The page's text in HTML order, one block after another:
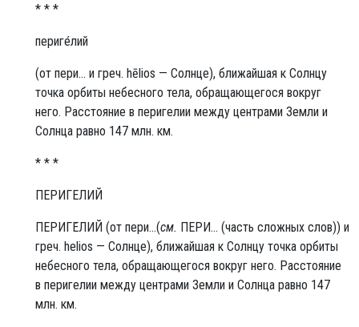
* * *
периге́лий
(от пери... и греч. hēlios — Солнце), ближайшая к Солнцу
точка орбиты небесного тела, обращающегося вокруг
него. Расстояние в перигелии между центрами Земли и
Солнца равно 147 млн. км.
* * *
ПЕРИГЕЛИЙ
ПЕРИГЕ́ЛИЙ (от пери...(см. ПЕРИ... (часть сложных слов)) и
греч. helios — Солнце), ближайшая к Солнцу точка орбиты
небесного тела, обращающегося вокруг него. Расстояние
в перигелии между центрами Земли и Солнца равно 147
млн. км.